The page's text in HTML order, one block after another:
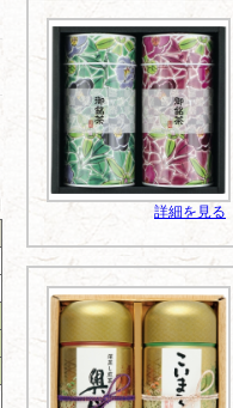
詳細を見る